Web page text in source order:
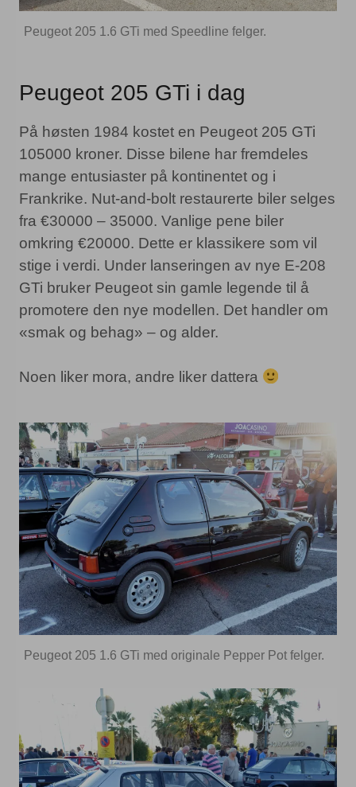
Peugeot 205 1.6 GTi med Speedline felger.
Peugeot 205 GTi i dag
På høsten 1984 kostet en Peugeot 205 GTi
105000 kroner. Disse bilene har fremdeles
mange entusiaster på kontinentet og i
Frankrike. Nut-and-bolt restaurerte biler selges
fra €30000 – 35000. Vanlige pene biler
omkring €20000. Dette er klassikere som vil
stige i verdi. Under lanseringen av nye E-208
GTi bruker Peugeot sin gamle legende til å
promotere den nye modellen. Det handler om
«smak og behag» – og alder.
Noen liker mora, andre liker dattera
Peugeot 205 1.6 GTi med originale Pepper Pot felger.